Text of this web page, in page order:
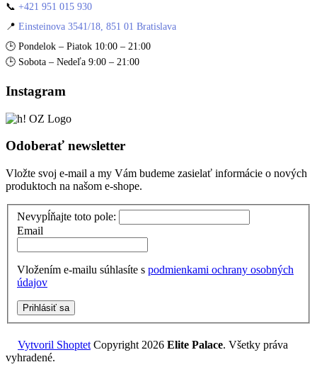
📞 +421 951 015 930
📍 Einsteinova 3541/18, 851 01 Bratislava
🕒 Pondelok – Piatok 10:00 – 21:00
🕒 Sobota – Nedeľa 9:00 – 21:00
Instagram
Odoberať newsletter
Vložte svoj e-mail a my Vám budeme zasielať informácie o nových
produktoch na našom e-shope.
Nevypĺňajte toto pole:
Email
Vložením e-mailu súhlasíte s podmienkami ochrany osobných
údajov
Prihlásiť sa
Vytvoril Shoptet Copyright 2026 Elite Palace. Všetky práva
vyhradené.